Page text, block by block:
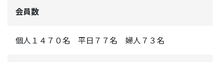
会員数
個人１４７０名 平日７７名 婦人７３名